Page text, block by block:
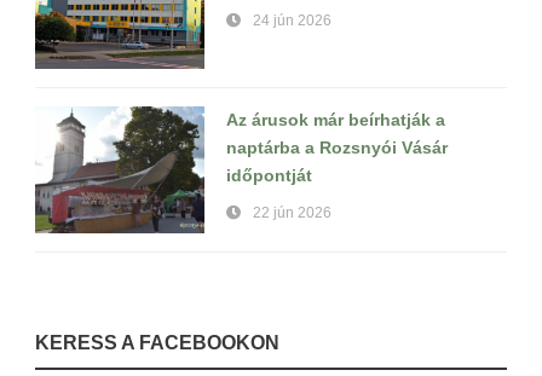
24 jún 2026
Az árusok már beírhatják a
naptárba a Rozsnyói Vásár
időpontját
22 jún 2026
KERESS A FACEBOOKON